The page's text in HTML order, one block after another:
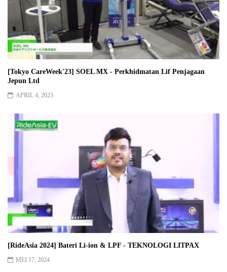
[Tokyo CareWeek'23] SOEL MX - Perkhidmatan Lif Penjagaan
Jepun Ltd
APRIL 4, 2023
[RideAsia 2024] Bateri Li-ion & LPF - TEKNOLOGI LITPAX
MEI 17, 2024